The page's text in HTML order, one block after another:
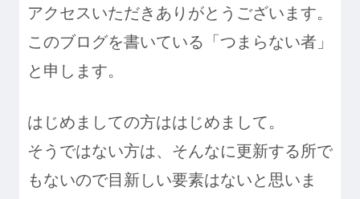
アクセスいただきありがとうございます。
このブログを書いている「つまらない者」
と申します。
はじめましての方ははじめまして。
そうではない方は、そんなに更新する所で
もないので目新しい要素はないと思いま